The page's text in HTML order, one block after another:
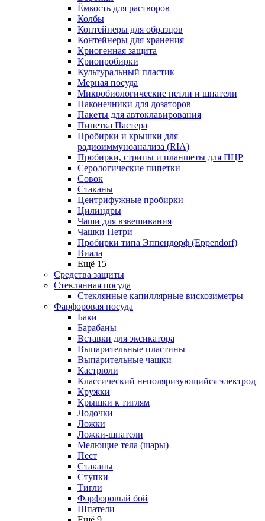
Ёмкость для растворов
Колбы
Контейнеры для образцов
Контейнеры для хранения
Криогенная защита
Криопробирки
Культуральный пластик
Мерная посуда
Микробиологические петли и шпатели
Наконечники для дозаторов
Пакеты для автоклавирования
Пипетка Пастера
Пробирки и крышки для
радиоиммуноанализа (RIA)
Пробирки, стрипы и планшеты для ПЦР
Серологические пипетки
Совок
Стаканы
Центрифужные пробирки
Цилиндры
Чаши для взвешивания
Чашки Петри
Пробирки типа Эппендорф (Eppendorf)
Виала
Ещё 15
Средства защиты
Стеклянная посуда
Стеклянные капиллярные вискозиметры
Фарфоровая посуда
Баки
Барабаны
Вставки для эксикатора
Выпарительные пластины
Выпарительные чашки
Кастрюли
Классический неполяризующийся электрод
Кружки
Крышки к тиглям
Лодочки
Ложки
Ложки-шпатели
Мелющие тела (шары)
Пест
Стаканы
Ступки
Тигли
Фарфоровый бой
Шпатели